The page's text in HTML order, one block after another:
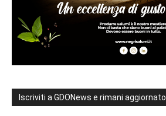
Iscriviti a GDONews e rimani aggiornato